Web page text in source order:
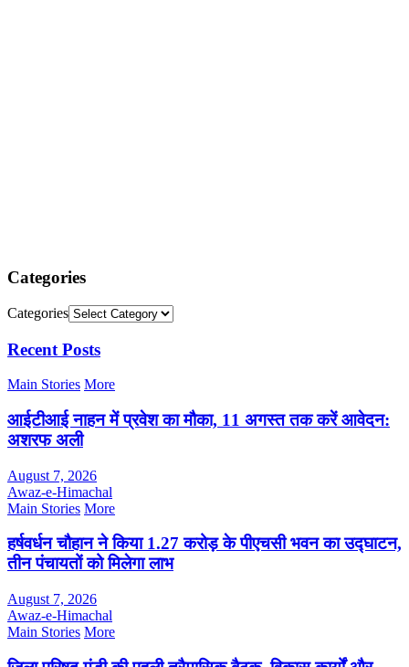
Categories
Categories
Recent Posts
Main Stories More
आईटीआई नाहन में प्रवेश का मौका, 11 अगस्त तक करें आवेदन:
अशरफ अली
August 7, 2026
Awaz-e-Himachal
Main Stories More
हर्षवर्धन चौहान ने किया 1.27 करोड़ के पीएचसी भवन का उद्घाटन,
तीन पंचायतों को मिलेगा लाभ
August 7, 2026
Awaz-e-Himachal
Main Stories More